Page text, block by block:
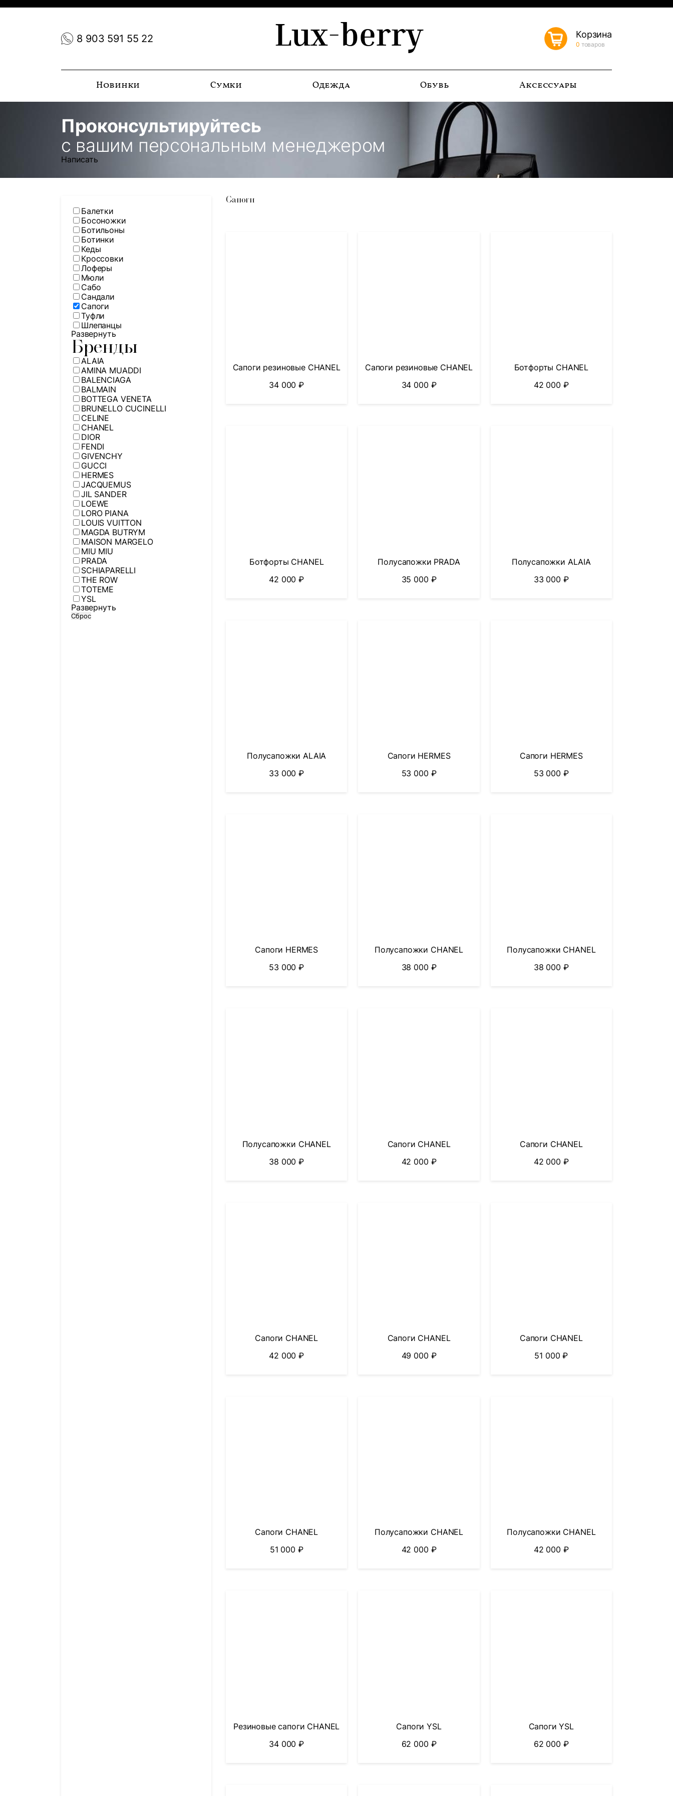
8 903 591 55 22 Lux-berry Корзина
0 товаров
Новинки Сумки Одежда Обувь Аксессуары
Проконсультируйтесь
с вашим персональным менеджером
Написать
Балетки
Босоножки
Ботильоны
Ботинки
Кеды
Кроссовки
Лоферы
Мюли
Сабо
Сандали
Сапоги
Туфли
Шлепанцы
Развернуть
Бренды
ALAIA
AMINA MUADDI
BALENCIAGA
BALMAIN
BOTTEGA VENETA
BRUNELLO CUCINELLI
CELINE
CHANEL
DIOR
FENDI
GIVENCHY
GUCCI
HERMES
JACQUEMUS
JIL SANDER
LOEWE
LORO PIANA
LOUIS VUITTON
MAGDA BUTRYM
MAISON MARGELO
MIU MIU
PRADA
SCHIAPARELLI
THE ROW
TOTEME
YSL
Развернуть
Сброс
Сапоги
Сапоги резиновые CHANEL
34 000₽
Сапоги резиновые CHANEL
34 000 ₽
Ботфорты CHANEL
42 000 ₽
Ботфорты CHANEL
42 000₽
Полусапожки PRADA
35 000 ₽
Полусапожки ALAIA
33 000 ₽
Полусапожки ALAIA
33 000₽
Сапоги HERMES
53 000 ₽
Сапоги HERMES
53 000 ₽
Сапоги HERMES
53 000₽
Полусапожки CHANEL
38 000 ₽
Полусапожки CHANEL
38 000 ₽
Полусапожки CHANEL
38 000₽
Сапоги CHANEL
42 000 ₽
Сапоги CHANEL
42 000 ₽
Сапоги CHANEL
42 000₽
Сапоги CHANEL
49 000 ₽
Сапоги CHANEL
51 000₽
Сапоги CHANEL
51 000 ₽
Полусапожки CHANEL
42 000 ₽
Полусапожки CHANEL
42 000 ₽
Резиновые сапоги CHANEL
34 000₽
Сапоги YSL
62 000 ₽
Сапоги YSL
62 000 ₽